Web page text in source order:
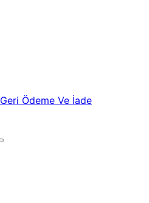
Geri Ödeme Ve İade